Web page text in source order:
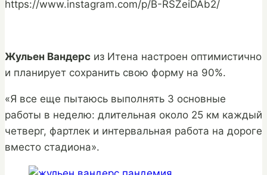
https://www.instagram.com/p/B-RSZeiDAb2/
Жульен Вандерс из Итена настроен оптимистично
и планирует сохранить свою форму на 90%.
«Я все еще пытаюсь выполнять 3 основные
работы в неделю: длительная около 25 км каждый
четверг, фартлек и интервальная работа на дороге
вместо стадиона».